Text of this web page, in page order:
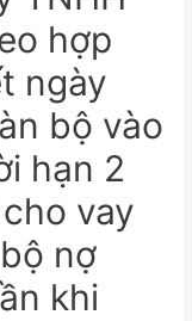
hợp
ngày
bộ vào
hạn 2
vay
nợ
khi